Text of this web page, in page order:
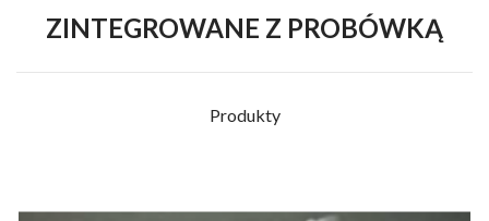
ZINTEGROWANE Z PROBÓWKĄ
Produkty